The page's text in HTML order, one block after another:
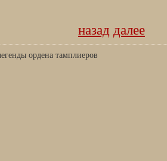
назад далее
ордена тамплиеров